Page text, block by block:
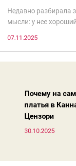
Недавно разбирала
мысли: у нее
моды. Вовсе
07.11.2025
Почему на
платья в
Цензори
30.10.2025